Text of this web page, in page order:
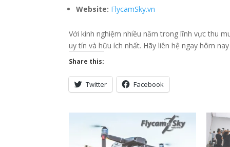
Website: FlycamSky.vn
Với kinh nghiệm nhiều năm trong lĩnh vực thu
uy tín và hữu ích nhất. Hãy liên hệ ngay hôm
Share this:
Twitter Facebook